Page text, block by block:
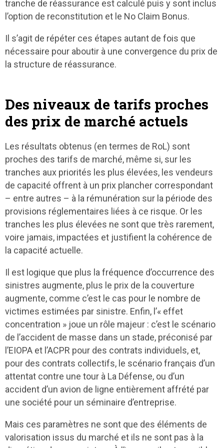
tranche de réassurance est calculé puis y sont inclus
l’option de reconstitution et le No Claim Bonus.
Il s’agit de répéter ces étapes autant de fois que
nécessaire pour aboutir à une convergence du prix de
la structure de réassurance.
Des niveaux de tarifs proches
des prix de marché actuels
Les résultats obtenus (en termes de RoL) sont
proches des tarifs de marché, même si, sur les
tranches aux priorités les plus élevées, les vendeurs
de capacité offrent à un prix plancher correspondant
– entre autres – à la rémunération sur la période des
provisions réglementaires liées à ce risque. Or les
tranches les plus élevées ne sont que très rarement,
voire jamais, impactées et justifient la cohérence de
la capacité actuelle.
Il est logique que plus la fréquence d’occurrence des
sinistres augmente, plus le prix de la couverture
augmente, comme c’est le cas pour le nombre de
victimes estimées par sinistre. Enfin, l’« effet
concentration » joue un rôle majeur : c’est le scénario
de l’accident de masse dans un stade, préconisé par
l’EIOPA et l’ACPR pour des contrats individuels, et,
pour des contrats collectifs, le scénario français d’un
attentat contre une tour à La Défense, ou d’un
accident d’un avion de ligne entièrement affrété par
une société pour un séminaire d’entreprise.
Mais ces paramètres ne sont que des éléments de
valorisation issus du marché et ils ne sont pas à la